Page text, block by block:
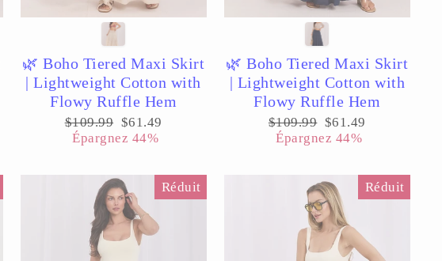
🌿 Boho Tiered Maxi Skirt
| Lightweight Cotton with
Flowy Ruffle Hem
Prix
régulier
$109.99 Prix
réduit
$61.49
Épargnez 44%
🌿 Boho Tiered Maxi Skirt
| Lightweight Cotton with
Flowy Ruffle Hem
Prix
régulier
$109.99 Prix
réduit
$61.49
Épargnez 44%
Réduit Réduit